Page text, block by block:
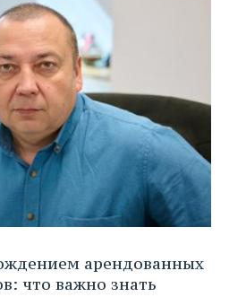
арендованных
что важно знать